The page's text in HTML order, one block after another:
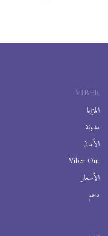
VIBER
المزايا
مدونة
الأمان
Viber Out
الأسعار
دعم